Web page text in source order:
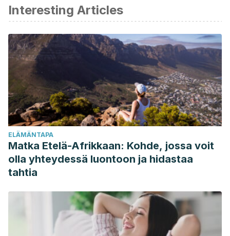
Dawood, O., Tabibi, S., Fiuk, J., Patel, N., & El-Zawahry, A.
(2020). Penile ring entrapment – A true urologic
emergency: Grading, approach, and management.
Urology
Annals, 12
https://journals.lww.com/urol/fulltext/2020/12010/
Dickstein, D. R., Edwards, C. R., Lehrer, E. J., Tarras, E. S.,
Gallitto, M., Sfakianos, J., Galsky, M. D., Stock, R., Safer, J.
D., Rosser, B. R. S., & Marshall, D. C. (2023). Sexual health
and treatment-related sexual dysfunction in sexual and
gender minorities with prostate cancer.
(6), 332-355.
https://pmc.ncbi.nlm.nih.gov/articles/PMC10389287/
Emergency Departments.Journal of Sex and Marital
Therapy, 48(2), 103-111.
https://pubmed.ncbi.nlm.nih.gov/33734034/
Interesting Articles
ELÄMÄNTAPA
Matka Etelä-Afrikkaan: Kohde, jossa voit
olla yhteydessä luontoon ja hidastaa
tahtia